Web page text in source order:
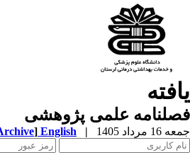
علمی پژوهشی
مرداد 1405 |
English
[Archive]